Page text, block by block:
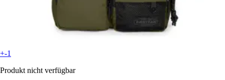
+-1
Produkt nicht verfügbar